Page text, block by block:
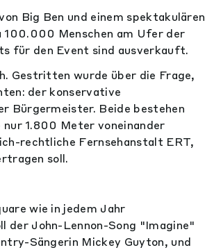
Big Ben und einem spektakulären
100.000 Menschen am Ufer der
für den Event sind ausverkauft.
Gestritten wurde über die Frage,
der konservative
Bürgermeister. Beide bestehen
1.800 Meter voneinander
rechtliche Fernsehanstalt ERT,
soll.
wie in jedem Jahr
der John-Lennon-Song "Imagine"
Sängerin Mickey Guyton, und